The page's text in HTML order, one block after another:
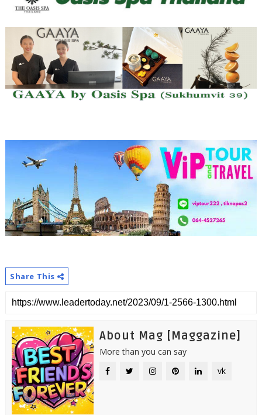
Share This
About Mag [Maggazine]
More than you can say
vk